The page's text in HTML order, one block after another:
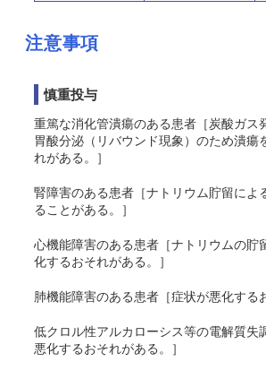
注意事項
慎重投与
重篤な消化管潰瘍のある患者［炭酸ガス
胃酸分泌（リバウンド現象）のため潰瘍
れがある。］
腎障害のある患者［ナトリウム貯留によ
ることがある。］
心機能障害のある患者［ナトリウムの貯
化するおそれがある。］
肺機能障害のある患者［症状が悪化する
低クロル性アルカローシス等の電解質失
悪化するおそれがある。］